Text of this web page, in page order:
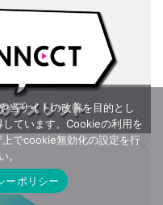
当サイトの改善を目的とし
ています。Cookieの利用を
でcookie無効化の設定を行
。
ーポリシー